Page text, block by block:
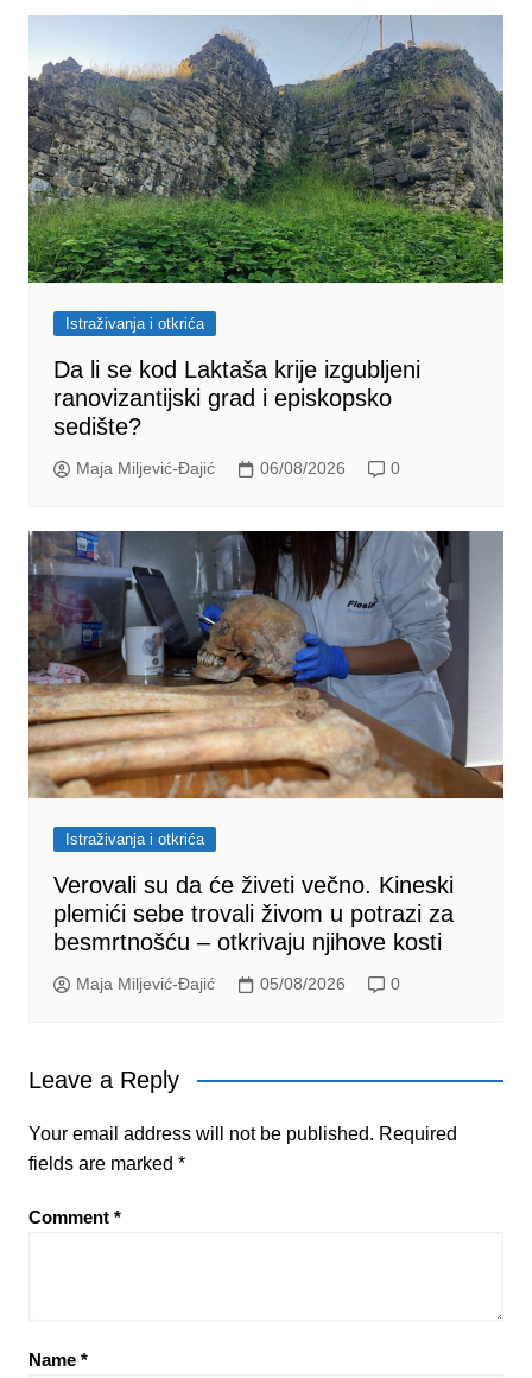
Istraživanja i otkrića
Da li se kod Laktaša krije izgubljeni
ranovizantijski grad i episkopsko
sedište?
Maja Miljević-Đajić 06/08/2026 0
Istraživanja i otkrića
Verovali su da će živeti večno. Kineski
plemići sebe trovali živom u potrazi za
besmrtnošću – otkrivaju njihove kosti
Maja Miljević-Đajić 05/08/2026 0
Leave a Reply
Your email address will not be published. Required
fields are marked *
Comment *
Name *